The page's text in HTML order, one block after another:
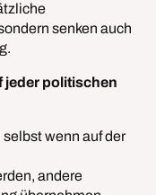
senken auch
jeder politischen
wenn auf der
andere